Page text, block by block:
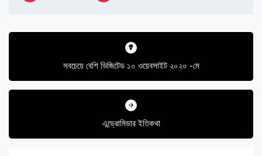
Post
সবচেয়ে বেশি ভিজিটেড ১০ ওয়েবসাইট ২০২০ -মে
এন্ড্রোমিডার ইতিকথা